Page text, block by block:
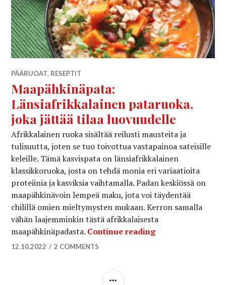
PÄÄRUOAT, RESEPTIT
Maapähkinäpata:
Länsiafrikkalainen pataruoka,
joka jättää tilaa luovuudelle
Afrikkalainen ruoka sisältää reilusti mausteita ja
tulisuutta, joten se tuo toivottua vastapainoa sateisille
keleille. Tämä kasvispata on länsiafrikkalainen
klassikkoruoka, josta on tehdä monia eri variaatioita
proteiinia ja kasviksia vaihtamalla. Padan keskiössä on
maapähkinävoin lempeä maku, jota voi täydentää
chilillä omien mieltymysten mukaan. Kerron samalla
vähän laajemminkin tästä afrikkalaisesta
maapähkinäpadasta. Continue reading
12.10.2022 2 COMMENTS
SIDEBAR